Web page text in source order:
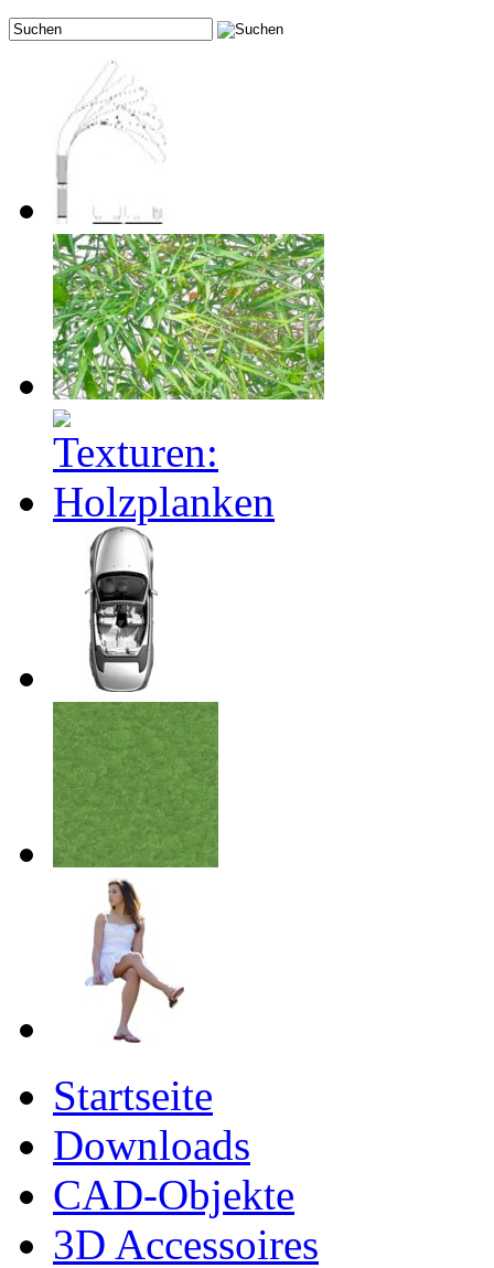
Startseite
Downloads
CAD-Objekte
3D Accessoires